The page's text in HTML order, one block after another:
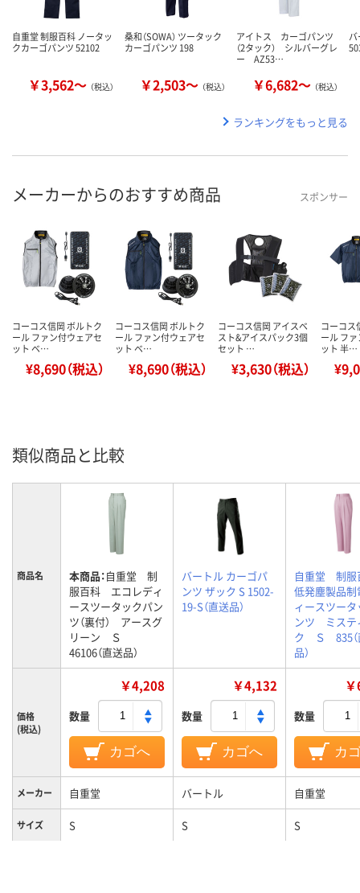
自重堂 制服百科 ノータッ
クカーゴパンツ 52102
￥3,562～ （税込）
桑和（SOWA） ツータック
カーゴパンツ 198
￥2,503～ （税込）
アイトス カーゴパンツ
（2タック） シルバーグレ
ー AZ53…
￥6,682～ （税込）
ランキングをもっと見る
メーカーからのおすすめ商品 スポンサー
コーコス信岡 ボルトク
ール ファン付ウェアセ
ット ベ…
¥8,690（税込）
コーコス信岡 ボルトク
ール ファン付ウェアセ
ット ベ…
¥8,690（税込）
コーコス信岡 アイスベ
スト&アイスパック3個
セット …
¥3,630（税込）
コーコス
ール フ
ット 半…
類似商品と比較
商品名 本商品：自重堂 制
服百科 エコレディ
ースツータックパン
ツ（裏付） アースグ
リーン Ｓ
46106（直送品）
バートル カーゴパ
ンツ ザック S 1502-
19-S（直送品）
自重堂 制
低発塵製品制
ィースツー
ンツ ミステ
ク Ｓ 835（
品）
価格
(税込)
￥4,208
数量
カゴへ
￥4,132
数量
カゴへ
数量
カ
メーカー 自重堂 バートル 自重堂
サイズ S S S